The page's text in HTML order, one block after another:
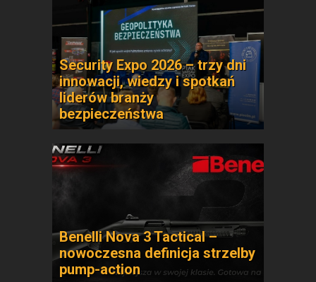
Security Expo 2026 – trzy dni
innowacji, wiedzy i spotkań
liderów branży
bezpieczeństwa
Benelli Nova 3 Tactical –
nowoczesna definicja strzelby
pump-action